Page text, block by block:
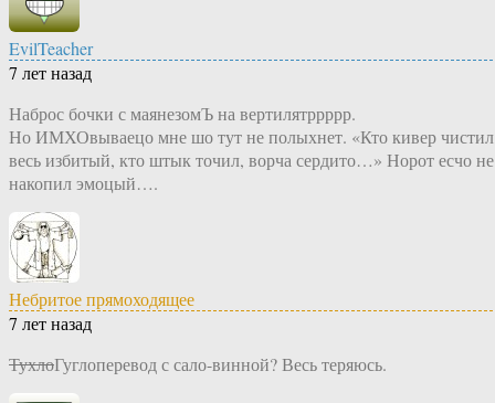
EvilTeacher
7 лет назад
Наброс бочки с маянезомЪ на вертилятррррр.
Но ИМХОвываецо мне шо тут не полыхнет. «Кто кивер
весь избитый, кто штык точил, ворча сердито…» Норот есчо не
накопил эмоцый….
Небритое прямоходящее
7 лет назад
ТухлоГуглоперевод с сало-винной? Весь теряюсь.